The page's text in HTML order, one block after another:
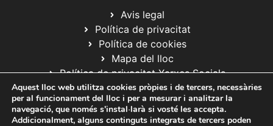
Avis legal
Política de privacitat
Política de cookies
Mapa del lloc
Política de privacitat Xarxes Socials
Aquest lloc web utilitza cookies pròpies i de tercers, necessàries
per al funcionament del lloc i per a mesurar i analitzar la
navegació, que només s'instal·larà si vosté les accepta.
Addicionalment, alguns continguts integrats de tercers poden